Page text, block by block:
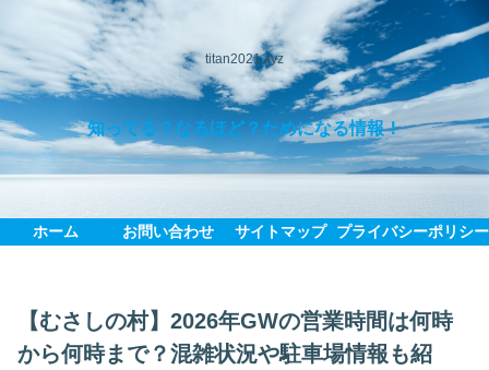
titan2021.xyz
知ってる？なるほど？ためになる情報！
ホーム お問い合わせ サイトマップ プライバシーポリシー
【むさしの村】2026年GWの営業時間は何時
から何時まで？混雑状況や駐車場情報も紹